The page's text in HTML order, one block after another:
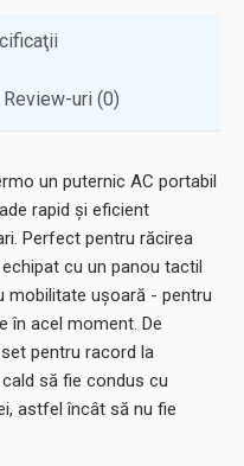
Review-uri (0)
un puternic AC portabil
rapid și eficient
Perfect pentru răcirea
cu un panou tactil
mobilitate ușoară - pentru
în acel moment. De
pentru racord la
să fie condus cu
astfel încât să nu fie